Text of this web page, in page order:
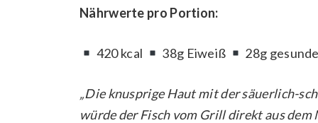
Nährwerte pro Portion:
420 kcal 38g Eiweiß 28g
„Die knusprige Haut mit der säuerlich-
würde der Fisch vom Grill direkt aus